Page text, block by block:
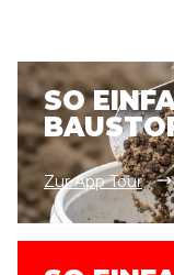
SO
Zur App Tour